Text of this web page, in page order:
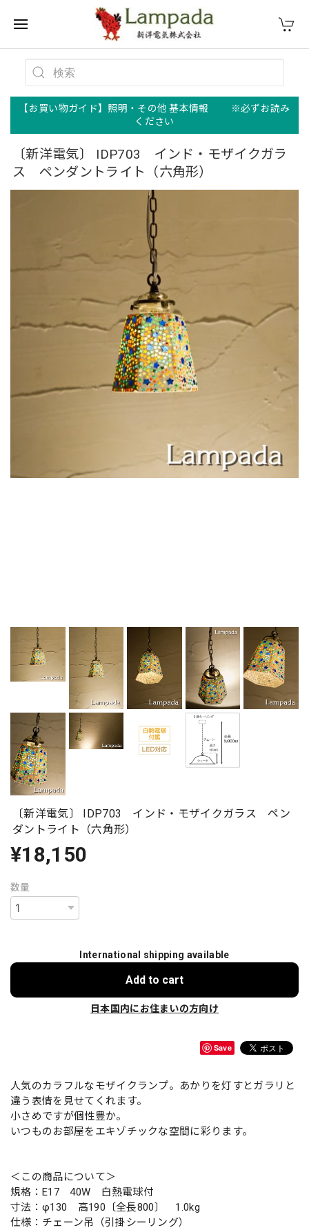
【お買い物ガイド】照明・その他 基本情報 ※必ずお読み
ください
〔新洋電気〕 IDP703 インド・モザイクガラ
ス ペンダントライト（六角形）
〔新洋電気〕 IDP703 インド・モザイクガラス ペン
ダントライト（六角形）
¥18,150
数量
International shipping available
Add to cart
日本国内にお住まいの方向け
Save
人気のカラフルなモザイクランプ。あかりを灯すとガラリと
違う表情を見せてくれます。
小さめですが個性豊か。
いつものお部屋をエキゾチックな空間に彩ります。
＜この商品について＞
規格：E17 40W 白熱電球付
寸法：φ130 高190〔全長800〕 1.0kg
仕様：チェーン吊（引掛シーリング）